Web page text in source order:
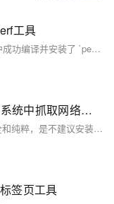
工具
通过以上步骤，你已经在Windows 11的WSL2中成功编译并安装了 `perf`工具。尽管在WSL2中可能会遇到一些限制，但大部分基本性能分析功能应当可以正常使用。使用 `perf`进行性能分析，可以帮助你更好地理解和优化系统及应用程序的性能。
【Azure Cloud Service】在Windows系统中抓取网络包 ( 不需要另外安全抓包工具）
通常，在生产环境中，为了保证系统环境的安全和纯粹，是不建议安装其它软件或排查工具（如果可以安装，也是需要走审批流程）。 本文将介绍一种，不用安装Wireshark / tcpdump 等工具，使用Windows系统自带的 netsh trace 命令来获取网络包的步骤
签页工具